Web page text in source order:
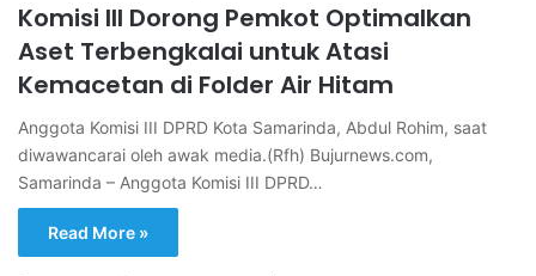
Komisi III Dorong Pemkot Optimalkan
Aset Terbengkalai untuk Atasi
Kemacetan di Folder Air Hitam
Anggota Komisi III DPRD Kota Samarinda, Abdul Rohim, saat
diwawancarai oleh awak media.(Rfh) Bujurnews.com,
Samarinda – Anggota Komisi III DPRD…
Read More »